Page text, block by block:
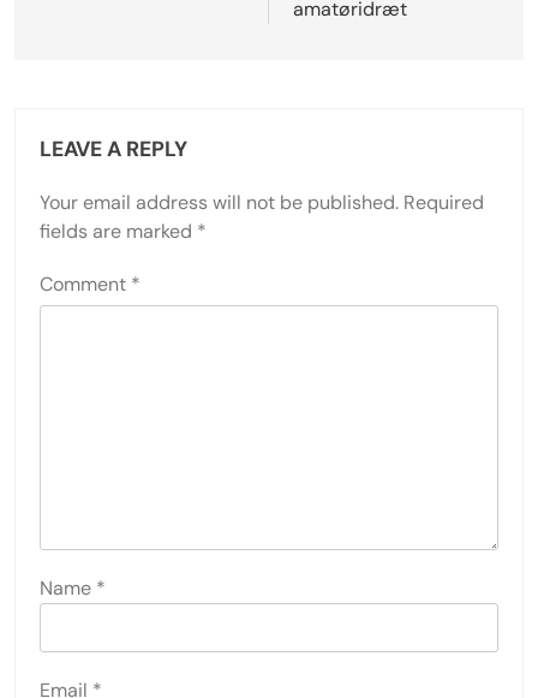
amatøridræt
LEAVE A REPLY
Your email address will not be published. Required
fields are marked *
Comment *
Name *
Email *